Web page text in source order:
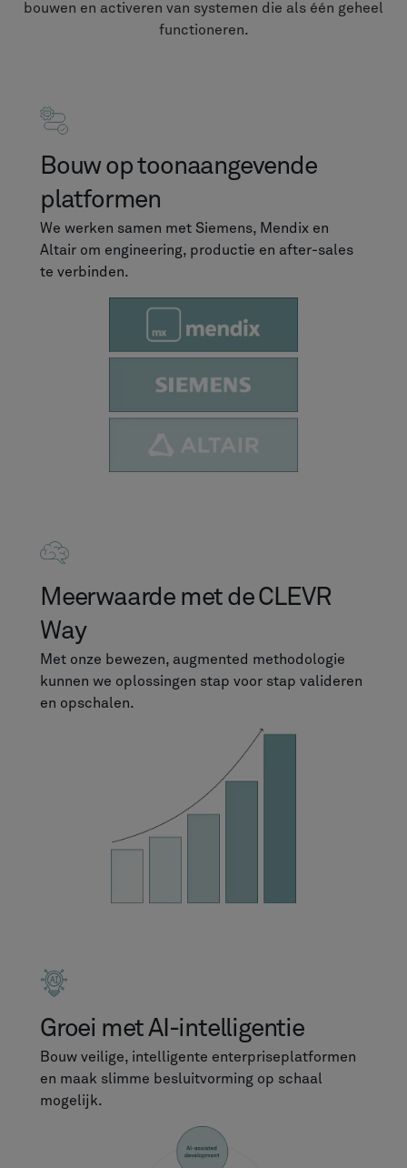
bouwen en activeren van systemen die als één geheel
functioneren.
Bouw op toonaangevende
platformen
We werken samen met Siemens, Mendix en
Altair om engineering, productie en after-sales
te verbinden.
Meerwaarde met de CLEVR
Way
Met onze bewezen, augmented methodologie
kunnen we oplossingen stap voor stap valideren
en opschalen.
Groei met AI-intelligentie
Bouw veilige, intelligente enterpriseplatformen
en maak slimme besluitvorming op schaal
mogelijk.